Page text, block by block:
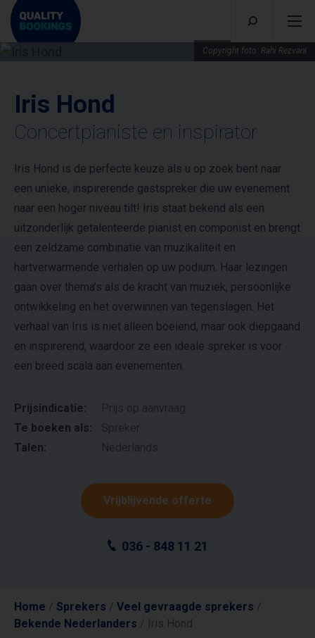
Copyright foto: Rahi Rezvani
Iris Hond
Concertpianiste en inspirator
Iris Hond is de perfecte keuze als u op zoek bent naar
een unieke, inspirerende gastspreker die uw evenement
naar een hoger niveau tilt! Iris staat bekend als een
uitzonderlijk getalenteerde pianist en componist en brengt
een zeldzame combinatie van muzikaliteit en
hartverwarmende verhalen op uw podium. Haar lezingen
gaan over thema’s als de kracht van muziek, persoonlijke
ontwikkeling en het overwinnen van tegenslagen. Het
verhaal van Iris is niet alleen boeiend, maar ook diepgaand
en inspirerend, waardoor ze een ideale spreker is voor
een breed scala aan evenementen.
Prijsindicatie:
Prijs op aanvraag
Te boeken als:
Talen:
Vrijblijvende offerte
036 - 848 11 21
Home / Sprekers / Veel gevraagde sprekers /
Bekende Nederlanders / Iris Hond